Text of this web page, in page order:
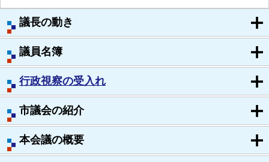
議長の動き
議員名簿
行政視察の受入れ
市議会の紹介
本会議の概要